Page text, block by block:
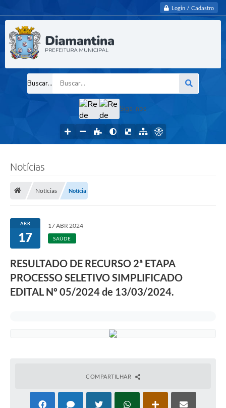
Login / Cadastro
Buscar...
Siga-nos
Notícias
Notícias Notícia
ABR
17
17 ABR 2024
SAÚDE
RESULTADO DE RECURSO 2ª ETAPA
PROCESSO SELETIVO SIMPLIFICADO
EDITAL Nº 05/2024 de 13/03/2024.
COMPARTILHAR